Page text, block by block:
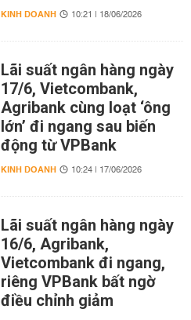
KINH DOANH 10:21 | 18/06/2026
Lãi suất ngân hàng ngày
17/6, Vietcombank,
Agribank cùng loạt ‘ông
lớn’ đi ngang sau biến
động từ VPBank
KINH DOANH 10:24 | 17/06/2026
Lãi suất ngân hàng ngày
16/6, Agribank,
Vietcombank đi ngang,
riêng VPBank bất ngờ
điều chỉnh giảm